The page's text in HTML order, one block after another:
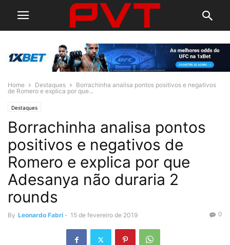
Home Destaques
Borrachinha analisa pontos positivos e negativos
de Romero e explica por que...
Destaques
Borrachinha analisa pontos
positivos e negativos de
Romero e explica por que
Adesanya não duraria 2
rounds
By Leonardo Fabri - 15 de fevereiro de 2019 0